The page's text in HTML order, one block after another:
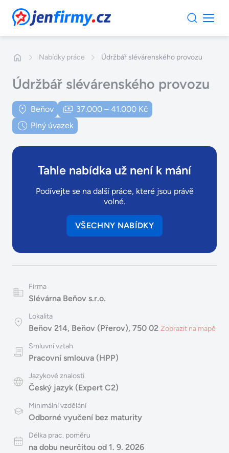
JenFirmy.cz
Nabídky práce Údržbář slévárenského provozu
Údržbář slévárenského provozu
Beňov
37.000 – 41.000 Kč
Plný úvazek
Tahle nabídka už není k mání
Podívejte se na další práce, které jsou právě
volné.
VŠECHNY NABÍDKY
Firma
Slévárna Beňov s.r.o.
Lokalita
Beňov 214, Beňov (Přerov), 750 02 Zobrazit na mapě
Smluvní vztah
Pracovní smlouva (HPP)
Jazykové znalosti
Český jazyk (Expert C2)
Minimální vzdělání
Odborné vyučení bez maturity
Délka prac. poměru
na dobu neurčitou od 1. 9. 2026